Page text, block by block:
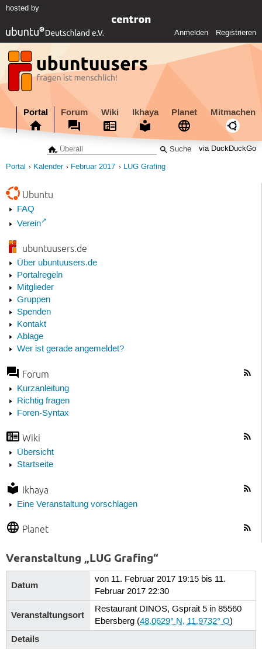
hosted by
Anmelden Registrieren
Portal Forum Wiki Ikhaya Planet Mitmachen
via DuckDuckGo
Portal Kalender Februar 2017 LUG Grafing
Ubuntu
FAQ
Verein
ubuntuusers.de
Über ubuntuusers.de
Portalregeln
Mitglieder
Gruppen
Spenden
Kontakt
Ablage
Wer ist gerade angemeldet?
Forum
Kurzanleitung
Richtig fragen
Foren-Syntax
Wiki
Übersicht
Startseite
Ikhaya
Eine Veranstaltung vorschlagen
Planet
Veranstaltung „LUG Grafing“
Datum
von 11. Februar 2017 19:15 bis 11.
Februar 2017 22:30
Veranstaltungsort
Restaurant DINOS, Gsprait 5 in 85560
Ebersberg (48.0629° N, 11.9732° O)
Details